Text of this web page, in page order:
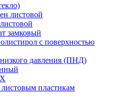
листовой
замковый
с поверхностью
давления (ПНД)
пластикам